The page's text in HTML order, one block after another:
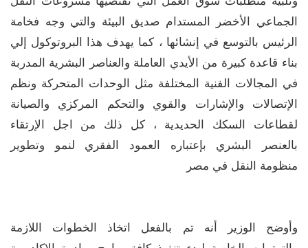
الجماعي الأخضر المستدام صديق البيئة والتي وجه فخامة
الرئيس بالتوسع في إنشائها ، كما يهدف هذا البروتوكول إلي
بناء قاعدة كبيرة من الأيدي العاملة والعناصر البشرية المدربة
في المجالات الفنية المختلفة مثل الوحدات المتحركة ونظم
الإتصالات والإشارات والقوي والتحكم المركزي والصيانة
لقطاعات السكك الحديدية ، كل ذلك من اجل الإرتقاء
بالعنصر البشري بإعتباره العمود الفقري لنمو وتطوير
منظومة النقل في مصر
وأوضح الوزير أنه تم بالفعل اتخاذ الخطوات اللازمة